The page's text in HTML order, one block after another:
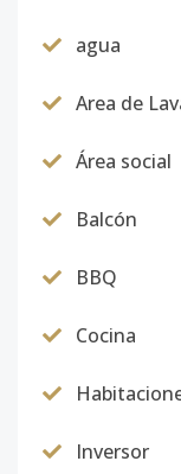
agua
Area de
Área social
Balcón
BBQ
Cocina
Inversor